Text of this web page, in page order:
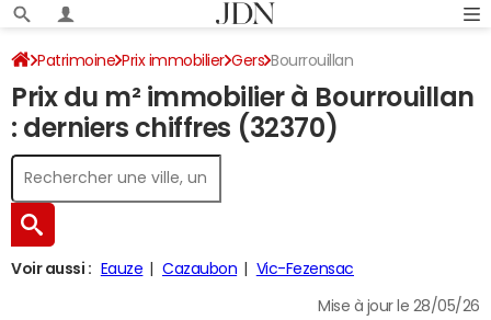
Patrimoine Prix immobilier Gers Bourrouillan
Prix du m² immobilier à Bourrouillan
: derniers chiffres (32370)
Voir aussi : Eauze Cazaubon Vic-Fezensac
Mise à jour le 28/05/26